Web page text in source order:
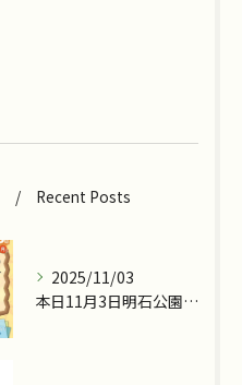
Recent Posts
2025/11/03
本日11月3日明石公園で『ツカッテチョ』&『モッテコリン』で...